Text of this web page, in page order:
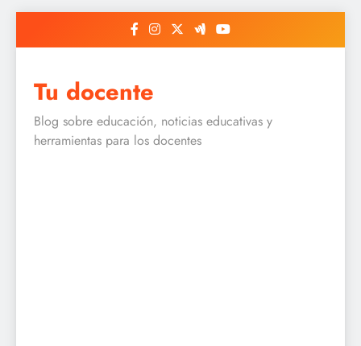
Tu docente
Blog sobre educación, noticias educativas y
herramientas para los docentes